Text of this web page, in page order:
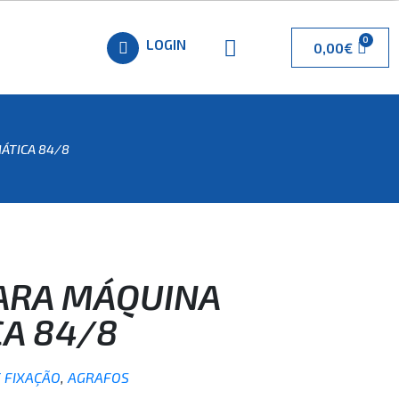
LOGIN 0,00€
84/8
MÁQUINA
84/8
FIXAÇÃO, AGRAFOS